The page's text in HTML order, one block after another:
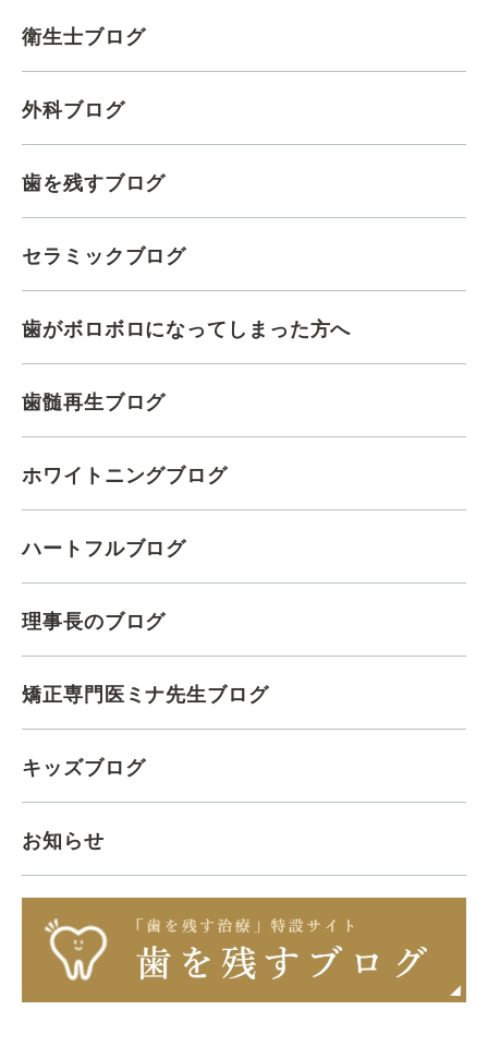
衛生士ブログ
外科ブログ
歯を残すブログ
セラミックブログ
歯がボロボロになってしまった方へ
歯髄再生ブログ
ホワイトニングブログ
ハートフルブログ
理事長のブログ
矯正専門医ミナ先生ブログ
キッズブログ
お知らせ